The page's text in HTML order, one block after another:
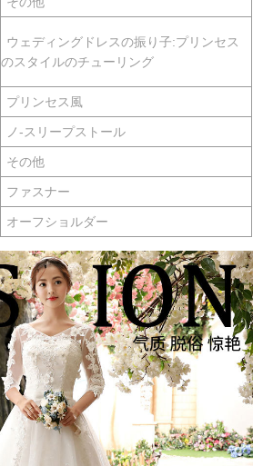
ウェディングドレスの振り子:プリンセス
のスタイルのチューリング
プリンセス風
ノ-スリープストール
その他
ファスナー
オーフショルダー